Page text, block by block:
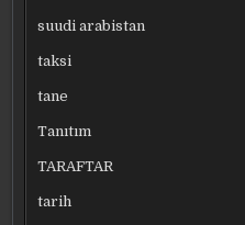
suudi arabistan
taksi
tane
Tanıtım
TARAFTAR
tarih